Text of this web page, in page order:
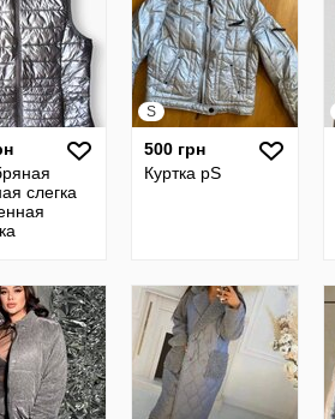
cлегка
S
500 грн
Куртка рS